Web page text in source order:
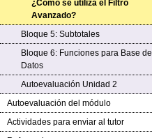
¿Cómo se utiliza el Filtro
Avanzado?
Bloque 5: Subtotales
Bloque 6: Funciones para Base de
Datos
Autoevaluación Unidad 2
Autoevaluación del módulo
Actividades para enviar al tutor